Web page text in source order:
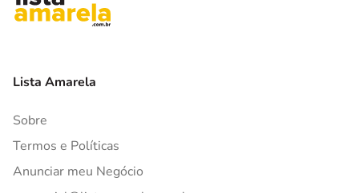
Lista Amarela
Sobre
Termos e Políticas
Anunciar meu Negócio